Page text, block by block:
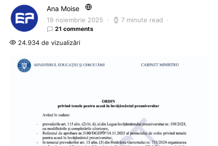
Ana Moise
19 noiembrie 2025 7 minute read
21 comments
24.934 de vizualizări